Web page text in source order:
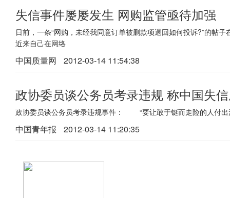
失信事件屡屡发生 网购监管亟待加强
日前，一条“网购，未经我同意订单被删款项退回如何投诉?”的帖
近来自己在网络
中国质量网 2012-03-14 11:54:38
政协委员谈公务员考录违规 称中国失
政协委员谈公务员考录违规事件： “要让敢于铤而走险的人付
中国青年报 2012-03-14 11:20:35